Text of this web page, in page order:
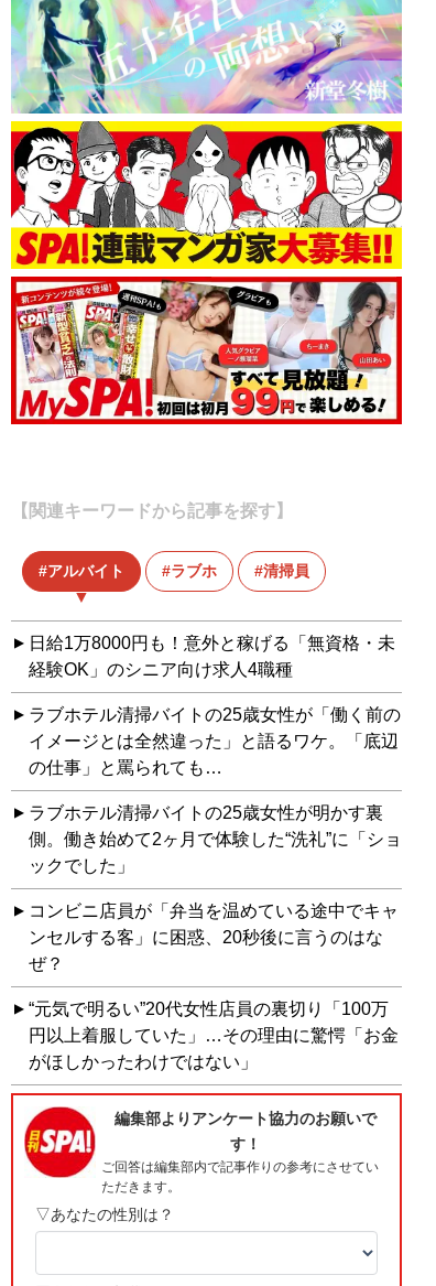
【関連キーワードから記事を探す】
アルバイト ラブホ 清掃員
日給1万8000円も！意外と稼げる「無資格・未
経験OK」のシニア向け求人4職種
ラブホテル清掃バイトの25歳女性が「働く前の
イメージとは全然違った」と語るワケ。「底辺
の仕事」と罵られても…
ラブホテル清掃バイトの25歳女性が明かす裏
側。働き始めて2ヶ月で体験した“洗礼”に「ショ
ックでした」
コンビニ店員が「弁当を温めている途中でキャ
ンセルする客」に困惑、20秒後に言うのはな
ぜ？
“元気で明るい”20代女性店員の裏切り「100万
円以上着服していた」…その理由に驚愕「お金
がほしかったわけではない」